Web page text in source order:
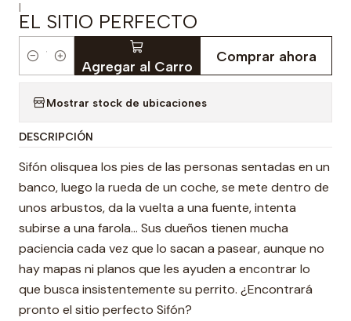
|
EL SITIO PERFECTO
Cantidad Agregar al Carro
Comprar ahora
Mostrar stock de ubicaciones
DESCRIPCIÓN
Sifón olisquea los pies de las personas sentadas en un
banco, luego la rueda de un coche, se mete dentro de
unos arbustos, da la vuelta a una fuente, intenta
subirse a una farola… Sus dueños tienen mucha
paciencia cada vez que lo sacan a pasear, aunque no
hay mapas ni planos que les ayuden a encontrar lo
que busca insistentemente su perrito. ¿Encontrará
pronto el sitio perfecto Sifón?